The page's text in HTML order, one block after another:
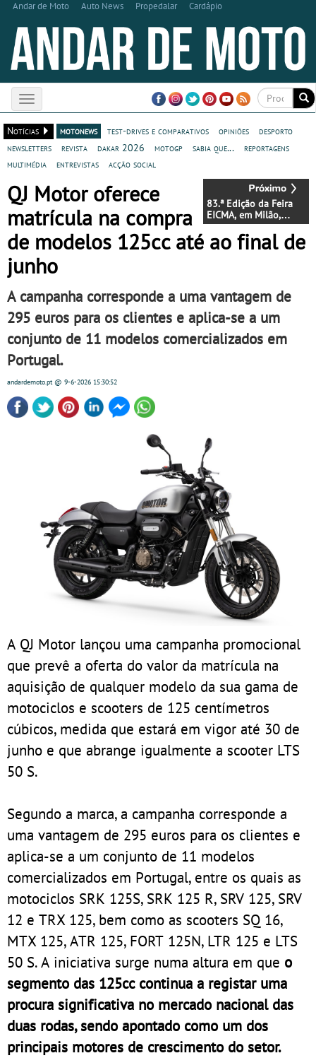
Andar de Moto Auto News Propedalar Cardápio
Toggle
navigation
Notícias
motonews test-drives e comparativos opiniões
desporto
newsletters
revista dakar 2026 motogp sabia que...
reportagens
multimédia
entrevistas acção social
83.ª Edição da Feira
EICMA, em Milão,
realiza-se de 5 a 8 de
novembro
QJ Motor oferece
matrícula na compra
de modelos 125cc até ao final de
junho
A campanha corresponde a uma vantagem de
295 euros para os clientes e aplica-se a um
conjunto de 11 modelos comercializados em
Portugal.
andardemoto.pt@ 9-6-2026 15:30:52
A QJ Motor lançou uma campanha promocional
que prevê a oferta do valor da matrícula na
aquisição de qualquer modelo da sua gama de
motociclos e scooters de 125 centímetros
cúbicos, medida que estará em vigor até 30 de
junho e que abrange igualmente a scooter LTS
50 S.
Segundo a marca, a campanha corresponde a
uma vantagem de 295 euros para os clientes e
aplica-se a um conjunto de 11 modelos
comercializados em Portugal, entre os quais as
motociclos SRK 125S, SRK 125 R, SRV 125, SRV
12 e TRX 125, bem como as scooters SQ 16,
MTX 125, ATR 125, FORT 125N, LTR 125 e LTS
50 S. A iniciativa surge numa altura em que o
segmento das 125cc continua a registar uma
procura significativa no mercado nacional das
duas rodas, sendo apontado como um dos
principais motores de crescimento do setor.